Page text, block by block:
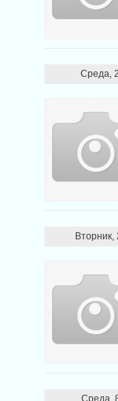
Среда,
Среда,